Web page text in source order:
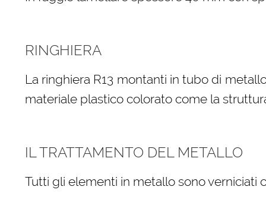
RINGHIERA
La ringhiera R13 montanti in tubo di
materiale plastico colorato come la
IL TRATTAMENTO DEL METALLO
Tutti gli elementi in metallo sono verniciati